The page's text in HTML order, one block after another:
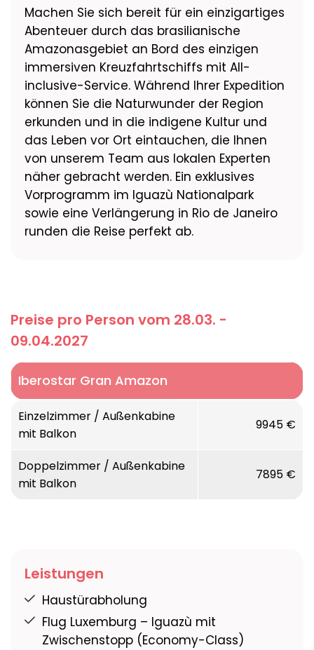
Machen Sie sich bereit für ein einzigartiges
Abenteuer durch das brasilianische
Amazonasgebiet an Bord des einzigen
immersiven Kreuzfahrtschiffs mit All-
inclusive-Service. Während Ihrer Expedition
können Sie die Naturwunder der Region
erkunden und in die indigene Kultur und
das Leben vor Ort eintauchen, die Ihnen
von unserem Team aus lokalen Experten
näher gebracht werden. Ein exklusives
Vorprogramm im Iguazù Nationalpark
sowie eine Verlängerung in Rio de Janeiro
runden die Reise perfekt ab.
Preise pro Person vom 28.03. -
09.04.2027
Iberostar Gran Amazon
Einzelzimmer / Außenkabine
mit Balkon
9945 €
Doppelzimmer / Außenkabine
mit Balkon
7895 €
Leistungen
Haustürabholung
Flug Luxemburg – Iguazù mit
Zwischenstopp (Economy-Class)